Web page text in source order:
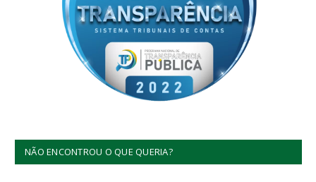
NÃO ENCONTROU O QUE QUERIA?